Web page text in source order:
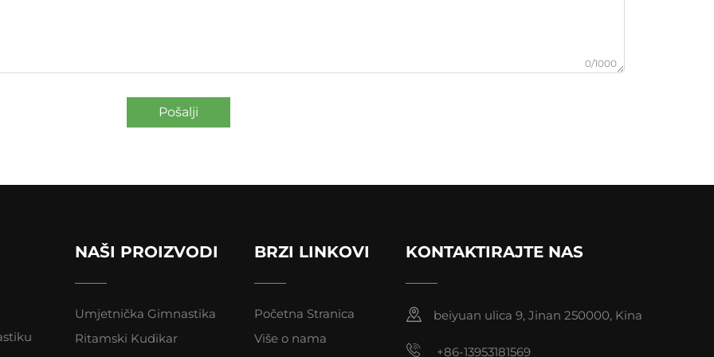
0/1000
Pošalji
NAŠI PROIZVODI
Umjetnička Gimnastika
Ritamski Kudikar
BRZI LINKOVI
Početna Stranica
Više o nama
KONTAKTIRAJTE NAS
beiyuan ulica 9, Jinan 250000, Kina
+86-13953181569